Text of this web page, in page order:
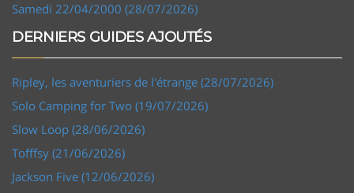
Samedi 22/04/2000 (28/07/2026)
DERNIERS GUIDES AJOUTÉS
Ripley, les aventuriers de l'étrange (28/07/2026)
Solo Camping for Two (19/07/2026)
Slow Loop (28/06/2026)
Tofffsy (21/06/2026)
Jackson Five (12/06/2026)